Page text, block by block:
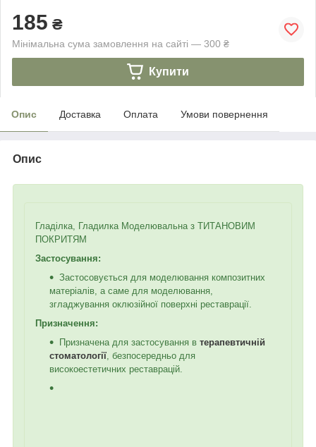
185 ₴
Мінімальна сума замовлення на сайті — 300 ₴
Купити
Опис Доставка Оплата Умови повернення
Опис
Гладілка, Гладилка Моделювальна з ТИТАНОВИМ
ПОКРИТЯМ
Застосування:
Застосовується для моделювання композитних
матеріалів, а саме для моделювання,
згладжування оклюзійної поверхні реставрації.
Призначення:
Призначена для застосування в терапевтичній
стоматології , безпосередньо для
високоестетичних реставрацій.